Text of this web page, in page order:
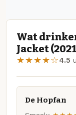
Wat
Jacket
★★★★☆4.5
De Hopfan